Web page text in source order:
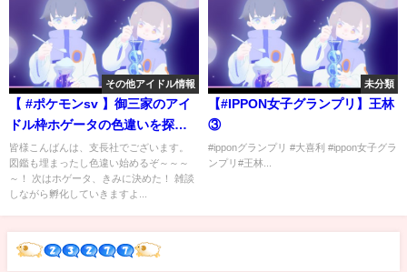
その他アイドル情報
【 #ポケモンsv 】御三家のアイ
ドル枠ホゲータの色違いを探
す！【五日目】
皆様こんばんは、支長社でございます。
図鑑も埋まったし色違い始めるぞ～～～
～！ 次はホゲータ、きみに決めた！ 雑談
しながら孵化していきますよ...
未分類
【#IPPON女子グランプリ】王林
③
#ipponグランプリ #大喜利 #ippon女子グラ
ンプリ#王林...